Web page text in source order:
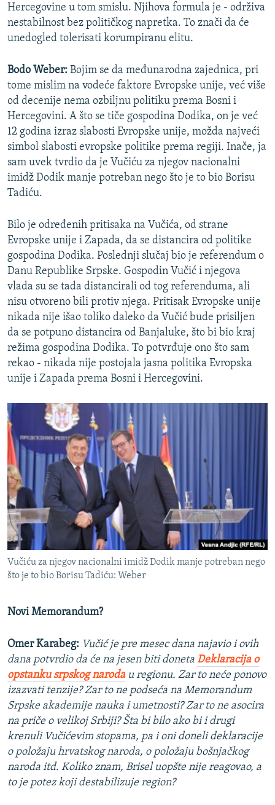
Hercegovine u tom smislu. Njihova formula je - održiva
nestabilnost bez političkog napretka. To znači da će
unedogled tolerisati korumpiranu elitu.
Bodo Weber: Bojim se da međunarodna zajednica, pri
tome mislim na vodeće faktore Evropske unije, već više
od decenije nema ozbiljnu politiku prema Bosni i
Hercegovini. A što se tiče gospodina Dodika, on je već
12 godina izraz slabosti Evropske unije, možda najveći
simbol slabosti evropske politike prema regiji. Inače, ja
sam uvek tvrdio da je Vučiću za njegov nacionalni
imidž Dodik manje potreban nego što je to bio Borisu
Tadiću.
Bilo je određenih pritisaka na Vučića, od strane
Evropske unije i Zapada, da se distancira od politike
gospodina Dodika. Poslednji slučaj bio je referendum o
Danu Republike Srpske. Gospodin Vučić i njegova
vlada su se tada distancirali od tog referenduma, ali
nisu otvoreno bili protiv njega. Pritisak Evropske unije
nikada nije išao toliko daleko da Vučić bude prisiljen
da se potpuno distancira od Banjaluke, što bi bio kraj
režima gospodina Dodika. To potvrđuje ono što sam
rekao - nikada nije postojala jasna politika Evropska
unije i Zapada prema Bosni i Hercegovini.
Vučiću za njegov nacionalni imidž Dodik manje potreban nego
što je to bio Borisu Tadiću: Weber
Novi Memorandum?
Omer Karabeg: Vučić je pre mesec dana najavio i ovih
dana potvrdio da će na jesen biti doneta Deklaracija o
opstanku srpskog narodau regionu. Zar to neće ponovo
izazvati tenzije? Zar to ne podseća na Memorandum
Srpske akademije nauka i umetnosti? Zar to ne asocira
na priče o velikoj Srbiji? Šta bi bilo ako bi i drugi
krenuli Vučićevim stopama, pa i oni doneli deklaracije
o položaju hrvatskog naroda, o položaju bošnjačkog
naroda itd. Koliko znam, Brisel uopšte nije reagovao, a
to je potez koji destabilizuje region?